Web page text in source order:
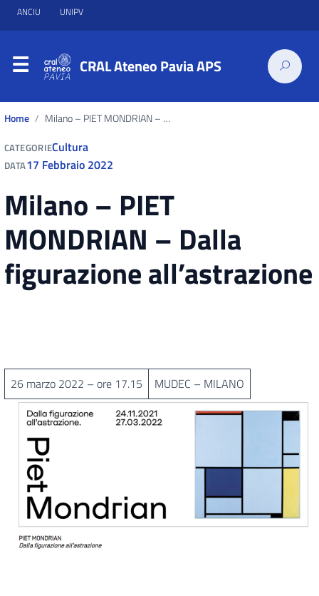
ANCIU UNIPV
CRAL Ateneo Pavia APS
Home Milano – PIET MONDRIAN – Dalla figurazione all’astrazione
CATEGORIECultura
DATA17 Febbraio 2022
Milano – PIET
MONDRIAN – Dalla
figurazione all’astrazione
26 marzo 2022 – ore 17.15 MUDEC – MILANO